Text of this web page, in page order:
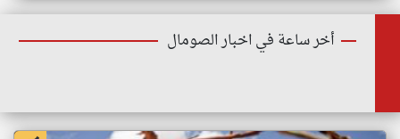
أخر ساعة في اخبار الصومال